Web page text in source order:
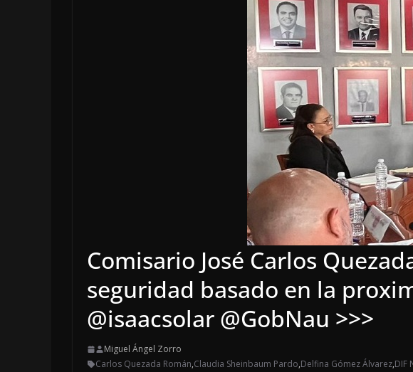
Comisario José Carlos
seguridad basado en la
@isaacsolar @GobNau >>>
Miguel Ángel Zorro
Carlos Quezada Román,Claudia Sheinbaum Pardo,Delfina Gómez Álvarez,DIF